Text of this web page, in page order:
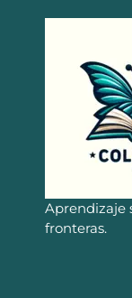
Aprendizaje
fronteras.